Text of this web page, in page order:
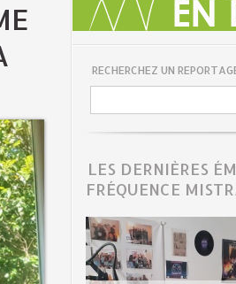
RECHERCHEZ UN
LES DERNIÈRES
FRÉQUENCE